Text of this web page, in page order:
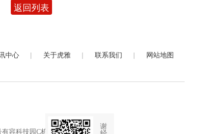
返回列表
中心 | 关于虎雅 | 联系我们 | 网站地图
谢
容科技园C栋4楼